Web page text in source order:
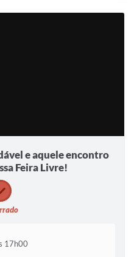
e aquele encontro
Feira Livre!
17h00